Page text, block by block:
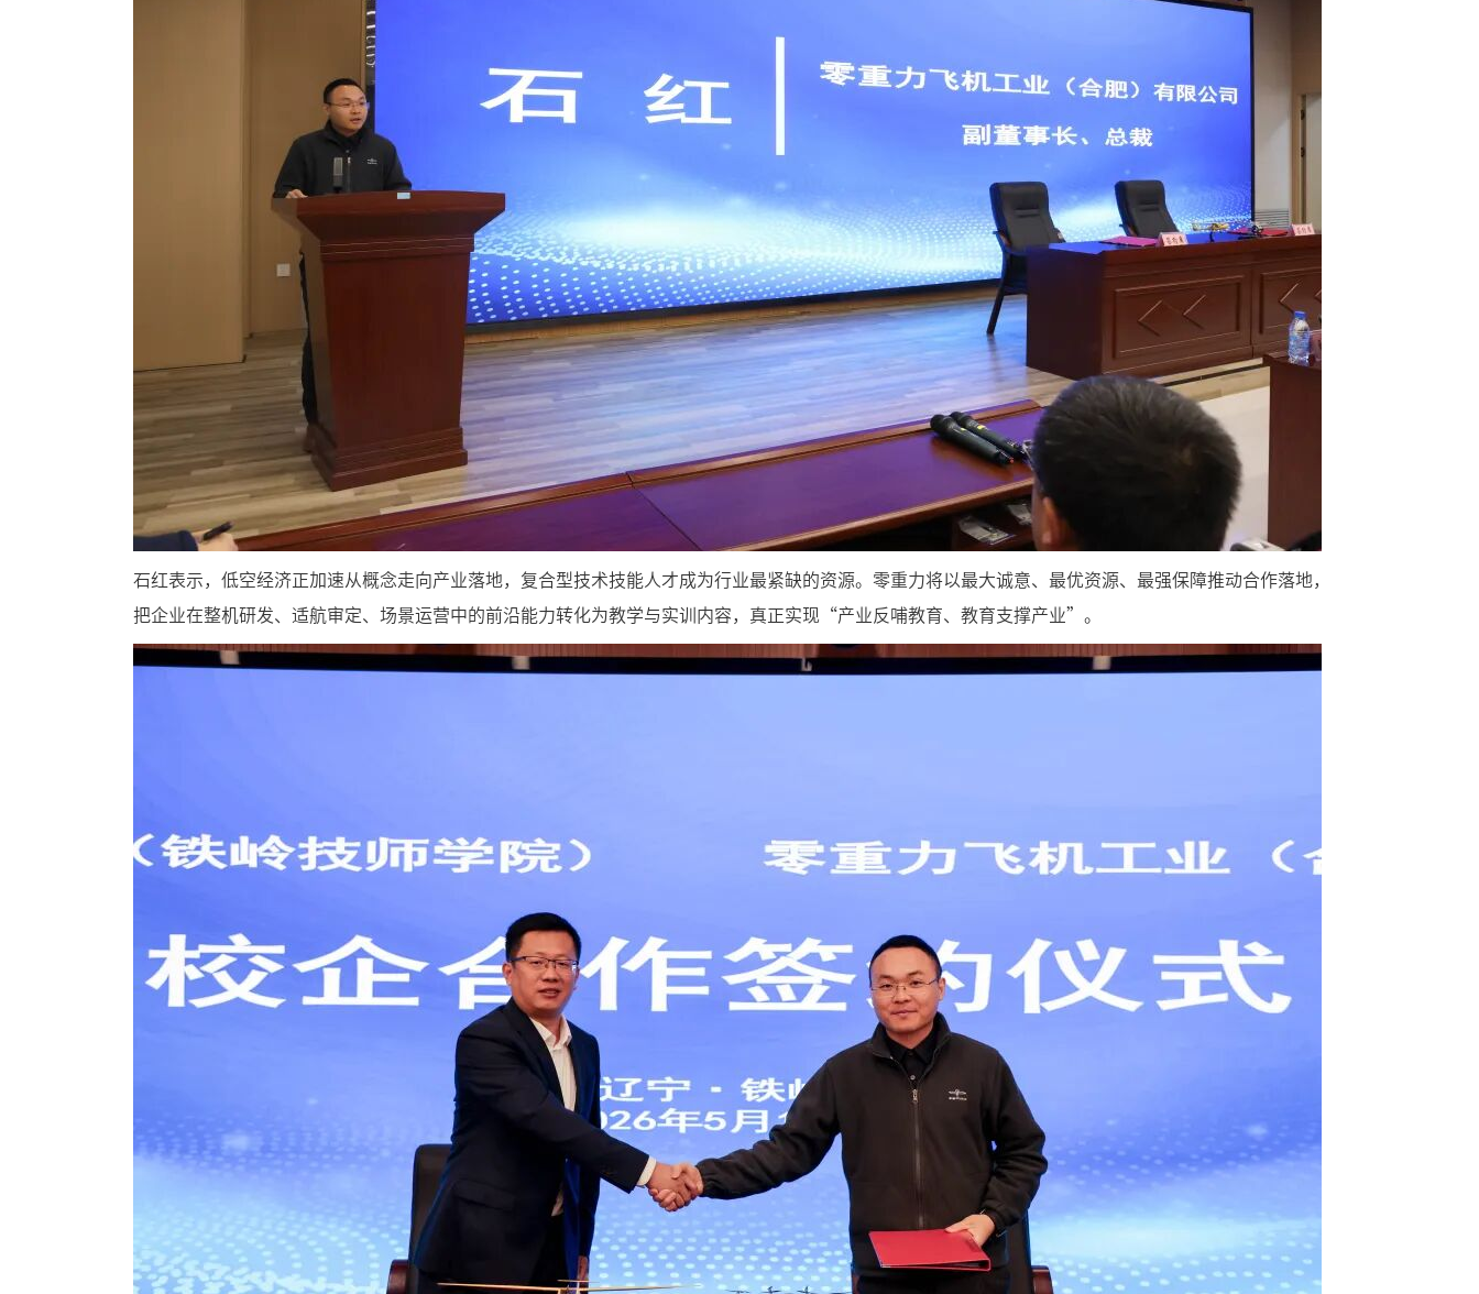
石红表示，低空经济正加速从概念走向产业落地，复合型技术技能人才成为行业最紧缺的资源。零重力将以最大诚意、最优资源、最强保障推动合作落地，
把企业在整机研发、适航审定、场景运营中的前沿能力转化为教学与实训内容，真正实现“产业反哺教育、教育支撑产业”。